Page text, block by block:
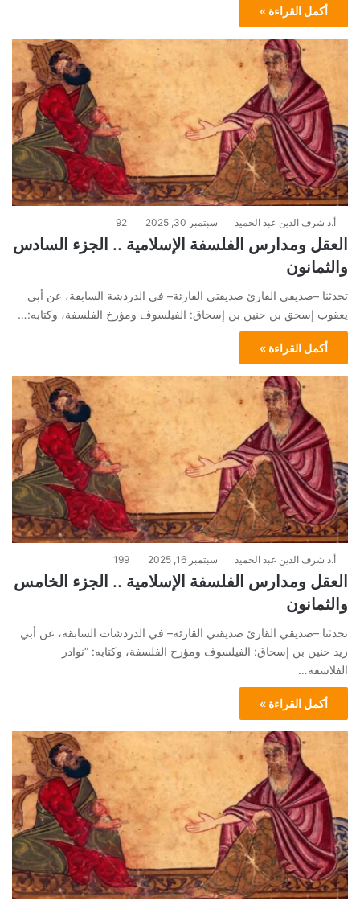
أكمل القراءة »
أ.د شرف الدين عبد الحميد سبتمبر 30, 2025 92
العقل ومدارس الفلسفة الإسلامية .. الجزء السادس
والثمانون
تحدثنا –صديقي القارئ صديقتي القارئة– في الدردشة السابقة، عن أبي
يعقوب إسحق بن حنين بن إسحاق: الفيلسوف ومؤرخ الفلسفة، وكتابه:…
أكمل القراءة »
أ.د شرف الدين عبد الحميد سبتمبر 16, 2025 199
العقل ومدارس الفلسفة الإسلامية .. الجزء الخامس
والثمانون
تحدثنا –صديقي القارئ صديقتي القارئة– في الدردشات السابقة، عن أبي
زيد حنين بن إسحاق: الفيلسوف ومؤرخ الفلسفة، وكتابه: “نوادر
الفلاسفة…
أكمل القراءة »